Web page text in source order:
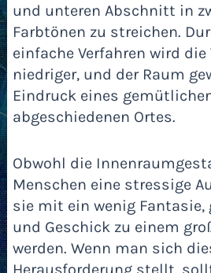
und unteren Abschnitt in
Farbtönen zu streichen.
einfache Verfahren wird
niedriger, und der Raum
Eindruck eines
abgeschiedenen Ortes.
Obwohl die
Menschen eine stressige
sie mit ein wenig Fantasie,
und Geschick zu einem
werden. Wenn man sich